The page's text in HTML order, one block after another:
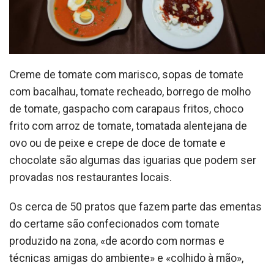
Creme de tomate com marisco, sopas de tomate
com bacalhau, tomate recheado, borrego de molho
de tomate, gaspacho com carapaus fritos, choco
frito com arroz de tomate, tomatada alentejana de
ovo ou de peixe e crepe de doce de tomate e
chocolate são algumas das iguarias que podem ser
provadas nos restaurantes locais.
Os cerca de 50 pratos que fazem parte das ementas
do certame são confecionados com tomate
produzido na zona, «de acordo com normas e
técnicas amigas do ambiente» e «colhido à mão»,